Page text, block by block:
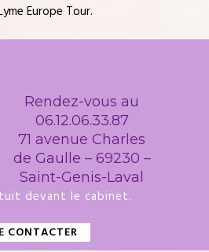
Europe Tour.
Rendez-vous au
06.12.06.33.87
71 avenue Charles
de Gaulle – 69230 –
Saint-Genis-Laval
devant le cabinet.
CONTACTER